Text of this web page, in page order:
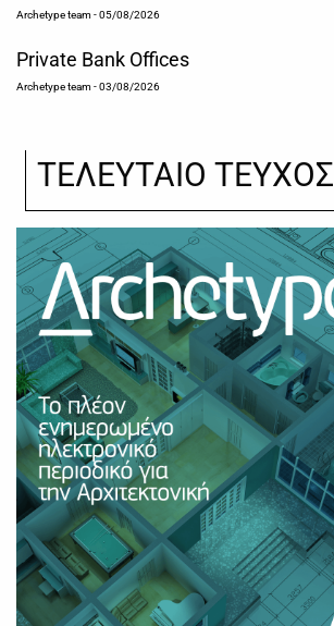
Archetype team- 05/08/2026
Private Bank Offices
Archetype team- 03/08/2026
ΤΕΛΕΥΤΑΙΟ ΤΕΥΧΟΣ